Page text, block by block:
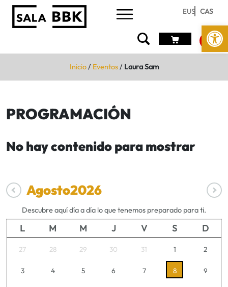
Abrir
EUS CAS
Inicio/ Eventos/ Laura Sam
PROGRAMACIÓN
No hay contenido para mostrar
Agosto2026
Descubre aquí día a día lo que tenemos preparado para ti.
L M M J V S D
27 28 29 30 31 1 2
3 4 5 6 7 8 9